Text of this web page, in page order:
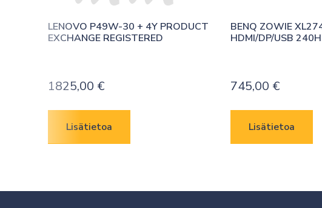
LENOVO P49W-30 + 4Y PRODUCT
EXCHANGE REGISTERED
1825,00 €
Lisätietoa
BENQ ZOWIE
HDMI/DP/USB
745,00 €
Lisätietoa